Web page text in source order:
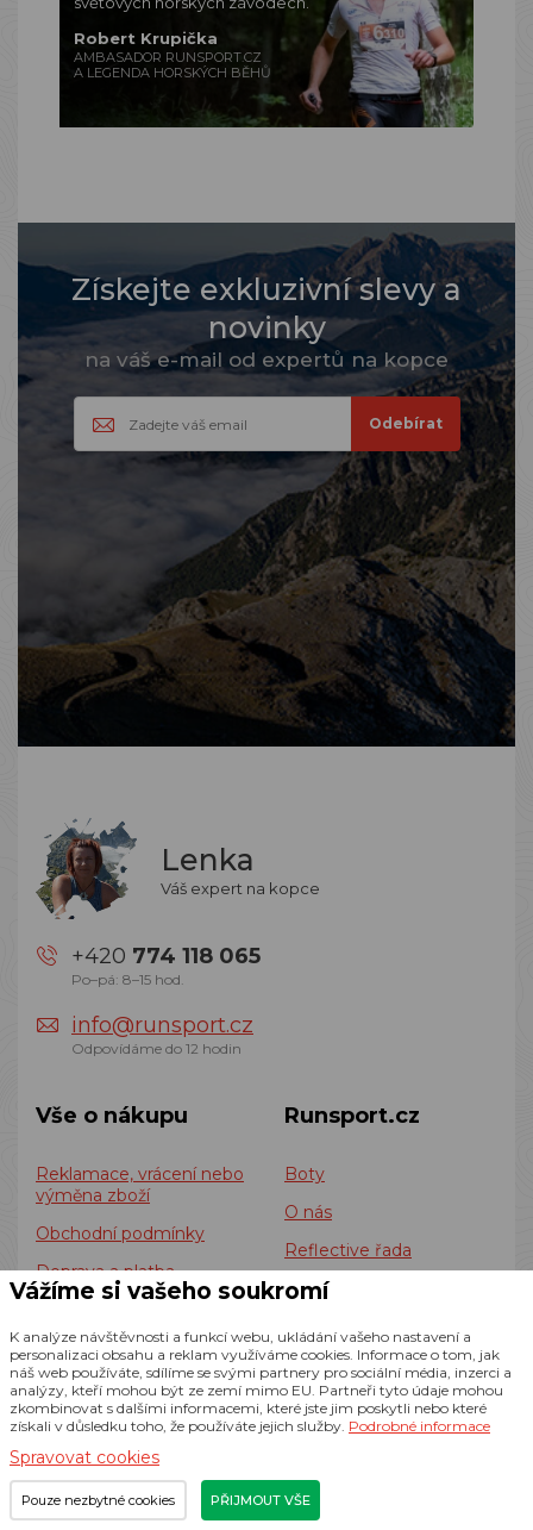
Robert Krupička
AMBASADOR RUNSPORT.CZ
A LEGENDA HORSKÝCH BĚHŮ
Získejte exkluzivní slevy a
novinky
na váš e-mail od expertů na kopce
Lenka
Váš expert na kopce
+420 774 118 065
Po–pá: 8–15 hod.
info@runsport.cz
Odpovídáme do 12 hodin
Vše o nákupu
Reklamace, vrácení nebo
výměna zboží
Obchodní podmínky
Doprava a platba
Zásady zpracování
souborů cookies
Informace o zpracování
osobních údajů
Runsport.cz
Boty
O nás
Reflective řada
Oblečení
Prodejna
Batohy
Shoe selector
Doplňky
Team
Vážíme si vašeho soukromí
K analýze návštěvnosti a funkcí webu, ukládání vašeho nastavení a
personalizaci obsahu a reklam využíváme cookies. Informace o tom, jak
náš web používáte, sdílíme se svými partnery pro sociální média, inzerci a
analýzy, kteří mohou být ze zemí mimo EU. Partneři tyto údaje mohou
zkombinovat s dalšími informacemi, které jste jim poskytli nebo které
získali v důsledku toho, že používáte jejich služby. Podrobné informace
Spravovat cookies
Pouze nezbytné cookies PŘIJMOUT VŠE